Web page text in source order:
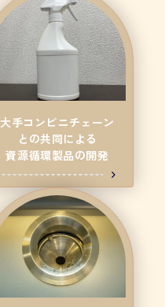
大手コンビニチェーン
との共同による
資源循環製品の開発